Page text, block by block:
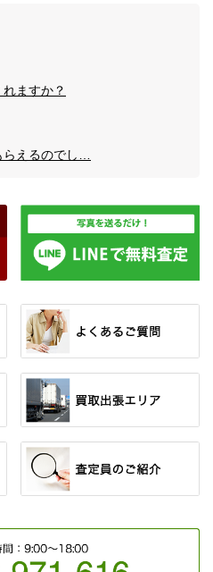
ますか？
えるのでし…